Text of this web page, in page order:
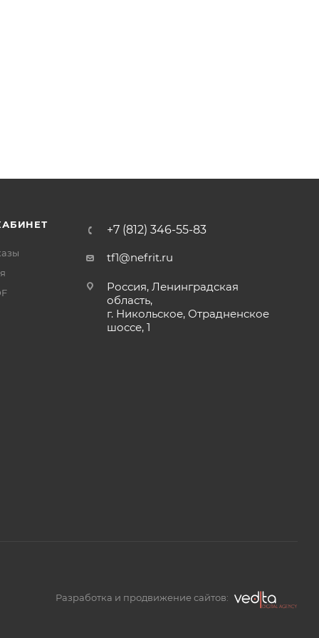
+7 (812) 346-55-83
tf1@nefrit.ru
Россия, Ленинградская
область,
г. Никольское, Отрадненское
шоссе, 1
Разработка и продвижение сайтов: